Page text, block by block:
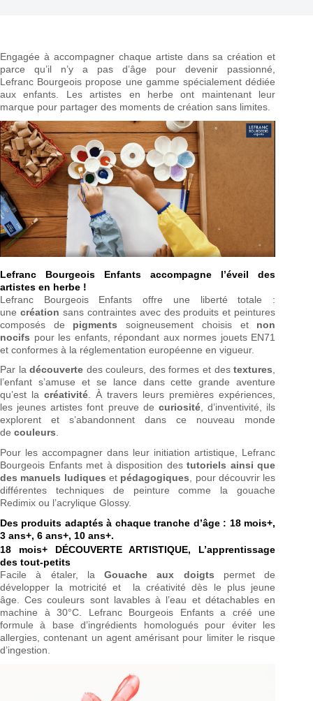
Engagée à accompagner chaque artiste dans sa création et
parce qu’il n’y a pas d’âge pour devenir passionné,
Lefranc Bourgeois propose une gamme spécialement dédiée
aux enfants. Les artistes en herbe ont maintenant leur
marque pour partager des moments de création sans limites.
Lefranc Bourgeois Enfants accompagne l’éveil des
artistes en herbe !
Lefranc Bourgeois Enfants offre une liberté totale :
une création sans contraintes avec des produits et peintures
composés de pigments soigneusement choisis et non
nocifs pour les enfants, répondant aux normes jouets EN71
et conformes à la réglementation européenne en vigueur.
Par ladécouverte des couleurs, des formes et destextures,
l’enfant s’amuse et se lance dans cette grande aventure
qu’est lacréativité. À travers leurs premières expériences,
les jeunes artistes font preuve de curiosité, d’inventivité, ils
explorent et s’abandonnent dans ce nouveau monde
de couleurs.
Pour les accompagner dans leur initiation artistique, Lefranc
Bourgeois Enfants met à disposition destutoriels ainsi que
des manuels ludiques et pédagogiques , pour découvrir les
différentes techniques de peinture comme la gouache
Redimix ou l’acrylique Glossy.
Des produits adaptés à chaque tranche d’âge : 18 mois+,
3 ans+, 6 ans+, 10 ans+.
18 mois+ DÉCOUVERTE ARTISTIQUE, L’apprentissage
des tout-petits
Facile à étaler, laGouache aux doigts permet de
développer la motricité et la créativité dès le plus jeune
âge. Ces couleurs sont lavables à l’eau et détachables en
machine à 30°C. Lefranc Bourgeois Enfants a créé une
formule à base d’ingrédients homologués pour éviter les
allergies, contenant un agent amérisant pour limiter le risque
d’ingestion.